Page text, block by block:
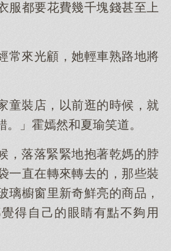
服都要花費幾千塊錢甚至上
常來光顧，她輕車熟路地將
童裝店，以前逛的時候，就
。」霍嫣然和夏瑜笑道。
，落落緊緊地抱著乾媽的脖
一直在轉來轉去的，那些裝
璃櫥窗里新奇鮮亮的商品，
得自己的眼睛有點不夠用